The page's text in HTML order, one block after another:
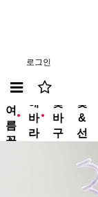
로그인
new
여
름
꽃
new
해
바
라
꽃
바
구
꽃
&
선